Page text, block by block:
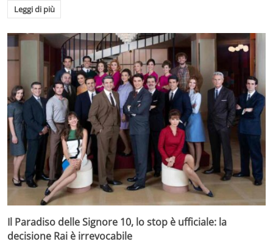
Leggi di più
Il Paradiso delle Signore 10, lo stop è ufficiale: la
decisione Rai è irrevocabile